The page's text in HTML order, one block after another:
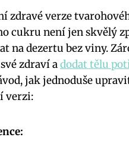
zdravé verze
cukru není jen skvělý
na dezertu bez viny.
zdraví adodat tělu
jak jednoduše
verzi: